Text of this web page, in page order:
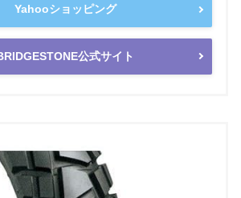
Yahooショッピング
公式サイト